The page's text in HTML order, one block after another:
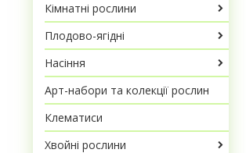
Кімнатні рослини
Плодово-ягідні
Насіння
Арт-набори та колекції рослин
Клематиси
Хвойні рослини